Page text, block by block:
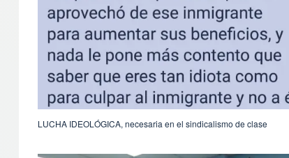
LUCHA IDEOLÓGICA, necesaria en el sindicalismo de clase